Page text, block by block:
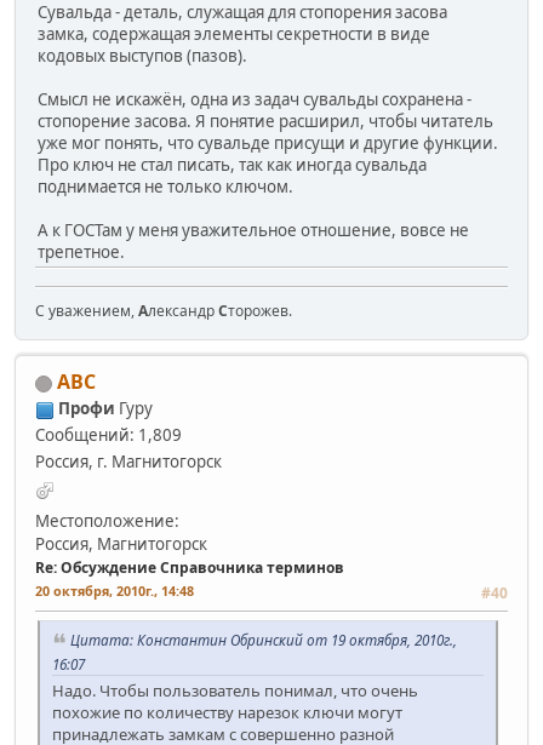
Сувальда - деталь, служащая для стопорения засова
замка, содержащая элементы секретности в виде
кодовых выступов (пазов).
Смысл не искажён, одна из задач сувальды сохранена -
стопорение засова. Я понятие расширил, чтобы читатель
уже мог понять, что сувальде присущи и другие функции.
Про ключ не стал писать, так как иногда сувальда
поднимается не только ключом.
А к ГОСТам у меня уважительное отношение, вовсе не
трепетное.
С уважением,АлександрСторожев.
АВС
Профи Гуру
Сообщений: 1,809
Россия, г. Магнитогорск
Местоположение:
Россия, Магнитогорск
Re: Обсуждение Справочника терминов
20 октября, 2010г., 14:48 #40
Цитата: Константин Обринский от 19 октября, 2010г.,
16:07
Надо. Чтобы пользователь понимал, что очень
похожие по количеству нарезок ключи могут
принадлежать замкам с совершенно разной